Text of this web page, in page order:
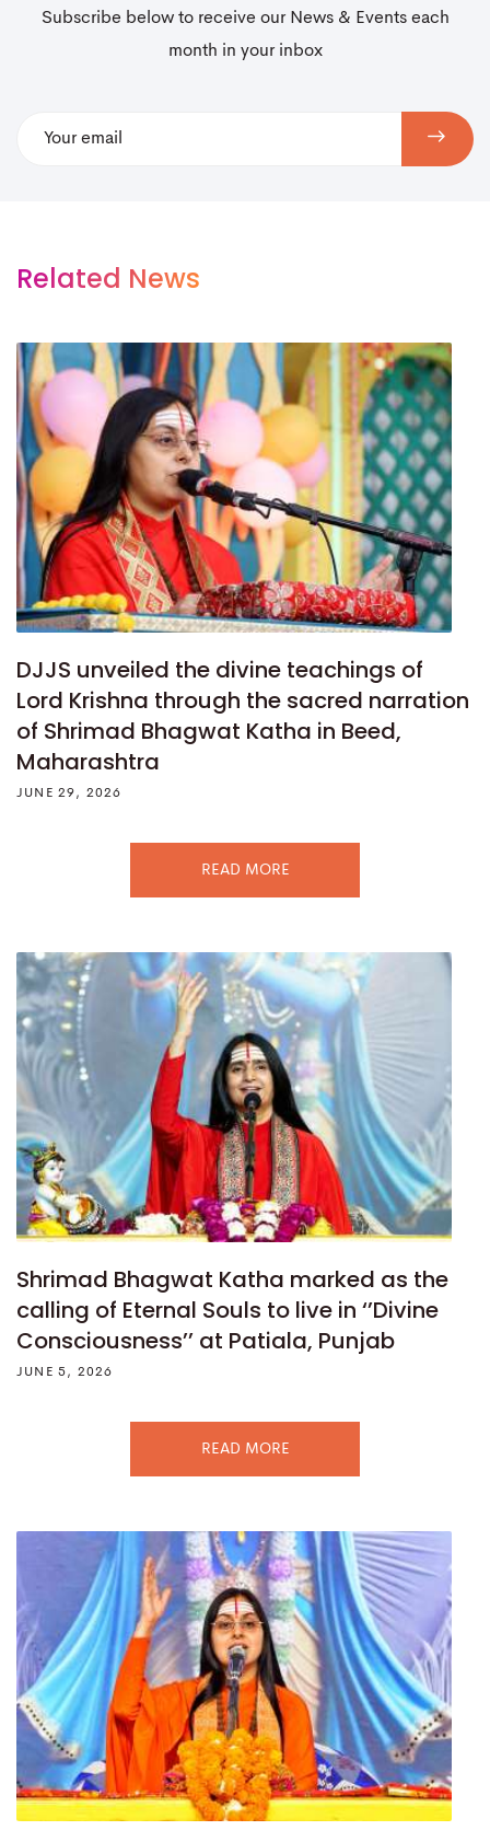
Subscribe below to receive our News & Events each
month in your inbox
Related News
DJJS unveiled the divine teachings of
Lord Krishna through the sacred narration
of Shrimad Bhagwat Katha in Beed,
Maharashtra
JUNE 29, 2026
READ MORE
Shrimad Bhagwat Katha marked as the
calling of Eternal Souls to live in ‘’Divine
Consciousness’’ at Patiala, Punjab
JUNE 5, 2026
READ MORE